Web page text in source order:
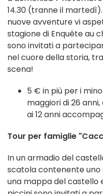
14.30 (tranne il
nuove avventure vi
stagione di Enquête au
sono invitati a
nel cuore della storia,
scena!
5 € in più per i
maggiori di 26
ai 12 anni
Tour per famiglie
In un armadio del
scatola contenente uno
una mappa del castello